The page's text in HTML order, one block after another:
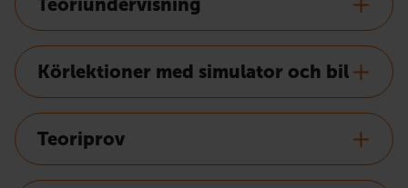
Teoriundervisning
Körlektioner med simulator och bil
Teoriprov